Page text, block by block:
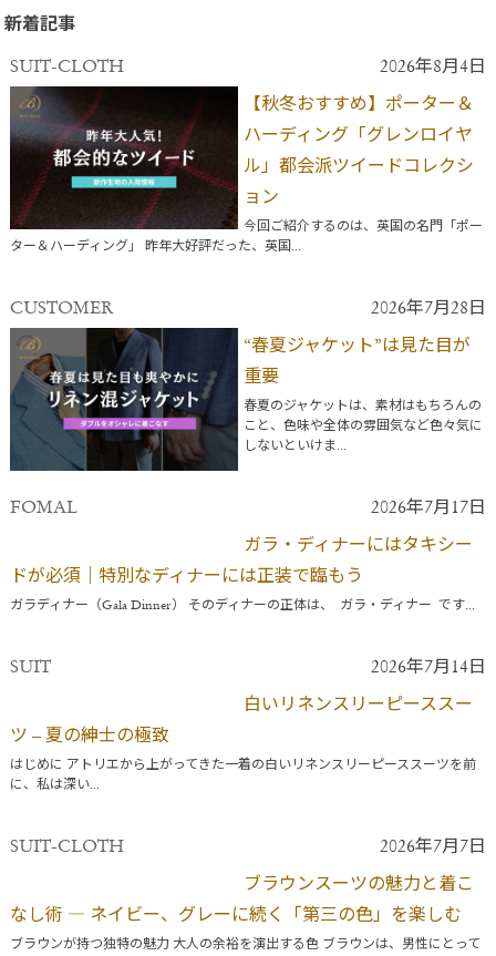
新着記事
SUIT-CLOTH 2026年8月4日
【秋冬おすすめ】ポーター＆
ハーディング「グレンロイヤ
ル」都会派ツイードコレクシ
ョン
今回ご紹介するのは、英国の名門「ポー
ター＆ハーディング」 昨年大好評だった、英国...
CUSTOMER 2026年7月28日
“春夏ジャケット”は見た目が
重要
春夏のジャケットは、素材はもちろんの
こと、色味や全体の雰囲気など色々気に
しないといけま...
FOMAL 2026年7月17日
ガラ・ディナーにはタキシー
ドが必須｜特別なディナーには正装で臨もう
ガラディナー（Gala Dinner） そのディナーの正体は、 ガラ・ディナー です...
SUIT 2026年7月14日
白いリネンスリーピーススー
ツ – 夏の紳士の極致
はじめに アトリエから上がってきた一着の白いリネンスリーピーススーツを前
に、私は深い...
SUIT-CLOTH 2026年7月7日
ブラウンスーツの魅力と着こ
なし術 ― ネイビー、グレーに続く「第三の色」を楽しむ
ブラウンが持つ独特の魅力 大人の余裕を演出する色 ブラウンは、男性にとって